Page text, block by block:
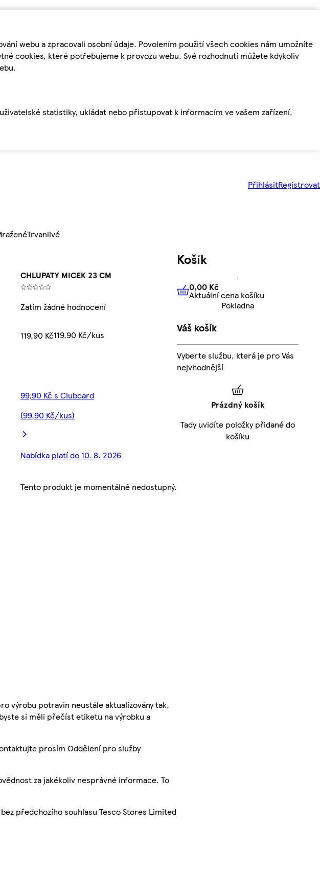
webu a zpracovali osobní údaje. Povolením použití všech cookies nám umožníte
cookies, které potřebujeme k provozu webu. Své rozhodnutí můžete kdykoliv
statistiky, ukládat nebo přistupovat k informacím ve vašem zařízení,
PřihlásitRegistrovat
Trvanlivé
CHLUPATY MICEK 23 CM
Zatím žádné hodnocení
119,90 Kč119,90 Kč/kus
99,90 Kč s Clubcard
(99,90 Kč/kus)
Nabídka platí do 10. 8. 2026
Tento produkt je momentálně nedostupný.
výrobu potravin neustále aktualizovány tak,
si měli přečíst etiketu na výrobku a
prosím Oddělení pro služby
za jakékoliv nesprávné informace. To
předchozího souhlasu Tesco Stores Limited
Košík
0,00 KčAktuální cena košíku
0,00 Kč
Aktuální cena košíku
Pokladna
Váš košík
Vyberte službu, která je pro Vás
nejvhodnější
Prázdný košík
Tady uvidíte položky přidané do
košíku